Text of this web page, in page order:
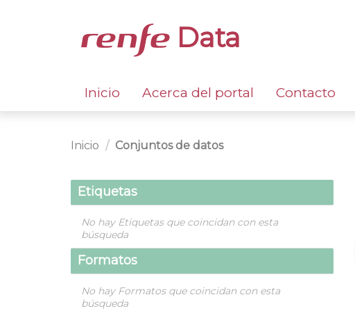
Data
Inicio Acerca del portal Contacto
Inicio Conjuntos de datos
Etiquetas
No hay Etiquetas que coincidan con esta
búsqueda
Formatos
No hay Formatos que coincidan con esta
búsqueda